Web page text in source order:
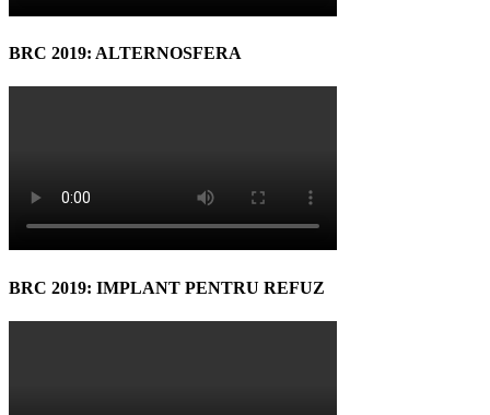
BRC 2019: ALTERNOSFERA
BRC 2019: IMPLANT PENTRU REFUZ